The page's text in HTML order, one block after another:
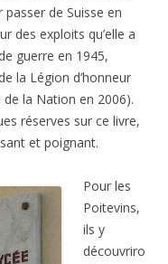
de Suisse en
des exploits qu’elle a
guerre en 1945,
la Légion d’honneur
la Nation en 2006).
réserves sur ce livre,
et poignant.
Pour les
Poitevins,
ils y
découvriro